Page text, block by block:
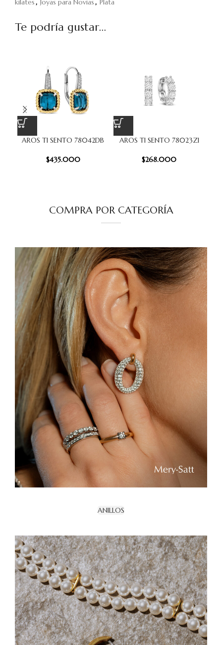
kilates, Joyas para Novias, Plata
Te podría gustar...
AROS TI SENTO 78042DB
$435.000
AROS TI SENTO 78023ZI
$268.000
COMPRA POR CATEGORÍA
ANILLOS